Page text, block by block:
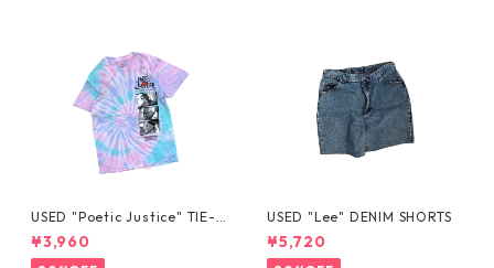
USED "Poetic Justice" TIE-D
YE TEE
¥3,960
USED "Lee" DENIM SHORTS
¥5,720